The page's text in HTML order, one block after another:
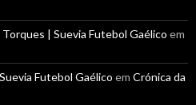
| Suevia Futebol Gaélico em
Futebol Gaélico em Crónica da